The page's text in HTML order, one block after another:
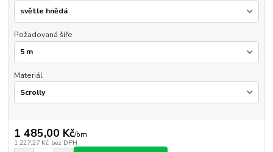
Požadovaná šíře
Materiál
1 485,00 Kč/bm
1 227,27 Kč bez DPH